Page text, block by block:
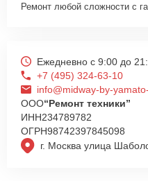
Ремонт любой сложности с
г. Москва улица
Ежедневно с 9:00 до
+7 (495) 324-63-10
info@midway-by-
ООО“Ремонт техники”
ИНН234789782
ОГРН98742397845098